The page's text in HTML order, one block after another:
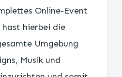
Online-Event
hierbei die
Umgebung
Musik und